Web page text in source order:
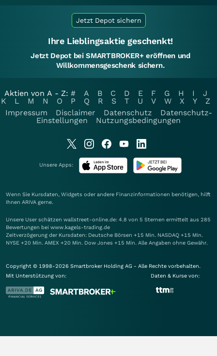
Jetzt Depot sichern
Ihre Lieblingsaktie geschenkt!
Jetzt Depot bei SMARTBROKER+ eröffnen und
Willkommensgeschenk sichern.
Aktien von A - Z: # A B C D E F G H I
J
K
L M N O P Q R S T U V W X Y
Z
Impressum
Disclaimer Datenschutz
Datenschutz-
Einstellungen
Nutzungsbedingungen
Unsere Apps:
Wenn Sie Kursdaten, Widgets oder andere Finanzinformationen benötigen, hilft
Ihnen ARIVA gerne.
Unsere User schätzen wallstreet-online.de: 4.8 von 5 Sternen ermittelt aus 285
Bewertungen bei www.kagels-trading.de
Zeitverzögerung der Kursdaten: Deutsche Börsen +15 Min. NASDAQ +15 Min.
NYSE +20 Min. AMEX +20 Min. Dow Jones +15 Min. Alle Angaben ohne Gewähr.
Copyright © 1998-2026 Smartbroker Holding AG - Alle Rechte vorbehalten.
Mit Unterstützung von:
Daten & Kurse von: